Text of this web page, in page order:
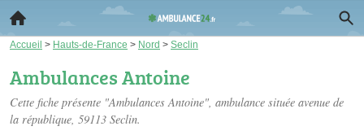
Accueil > Hauts-de-France > Nord > Seclin
Ambulances Antoine
Cette fiche présente "Ambulances Antoine", ambulance située avenue de
la république, 59113 Seclin.